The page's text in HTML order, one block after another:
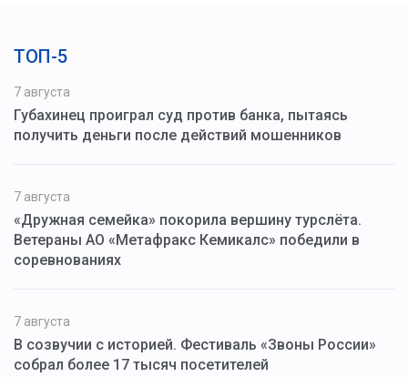
ТОП-5
7 августа
Губахинец проиграл суд против банка, пытаясь
получить деньги после действий мошенников
7 августа
«Дружная семейка» покорила вершину турслёта.
Ветераны АО «Метафракс Кемикалс» победили в
соревнованиях
7 августа
В созвучии с историей. Фестиваль «Звоны России»
собрал более 17 тысяч посетителей